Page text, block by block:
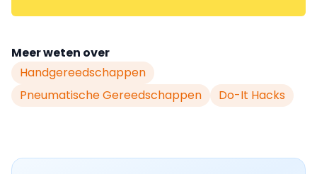
Meer weten over
Handgereedschappen
Pneumatische Gereedschappen
Do-It Hacks